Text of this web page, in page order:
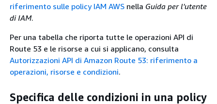
riferimento sulle policy IAM AWS nella Guida per l'utente
di IAM.
Per una tabella che riporta tutte le operazioni API di
Route 53 e le risorse a cui si applicano, consulta
Autorizzazioni API di Amazon Route 53: riferimento a
operazioni, risorse e condizioni.
Specifica delle condizioni in una policy